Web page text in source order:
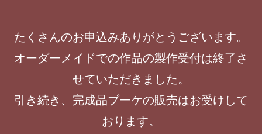
たくさんのお申込みありがとうございます。
オーダーメイドでの作品の製作受付は終了さ
せていただきました。
引き続き、完成品ブーケの販売はお受けして
おります。